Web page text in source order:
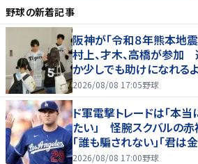
野球の新着記事
阪神が「令和８年熊本地
村上、才木、高橋が参加
か少しでも助けになれるよ
2026/08/08 17:05野球
ド軍電撃トレードは「本当
たい」 怪腕スクバルの
「誰も騙されない」「君は
2026/08/08 17:00野球